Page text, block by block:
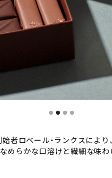
者ロベール・ランクスによ
めらかな口溶けと繊細な味